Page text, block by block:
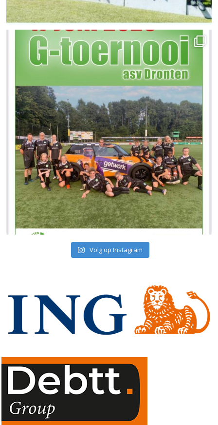
Volg op Instagram